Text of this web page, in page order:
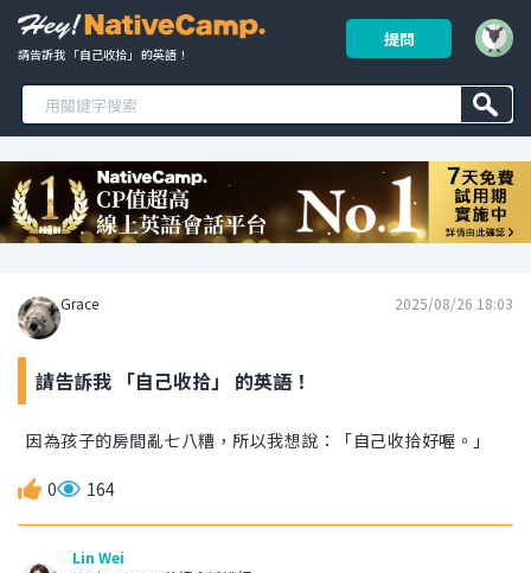
請告訴我 「自己收拾」 的英語！
提問
Grace 2025/08/26 18:03
請告訴我 「自己收拾」 的英語！
因為孩子的房間亂七八糟，所以我想說：「自己收拾好喔。」
0 164
Lin Wei